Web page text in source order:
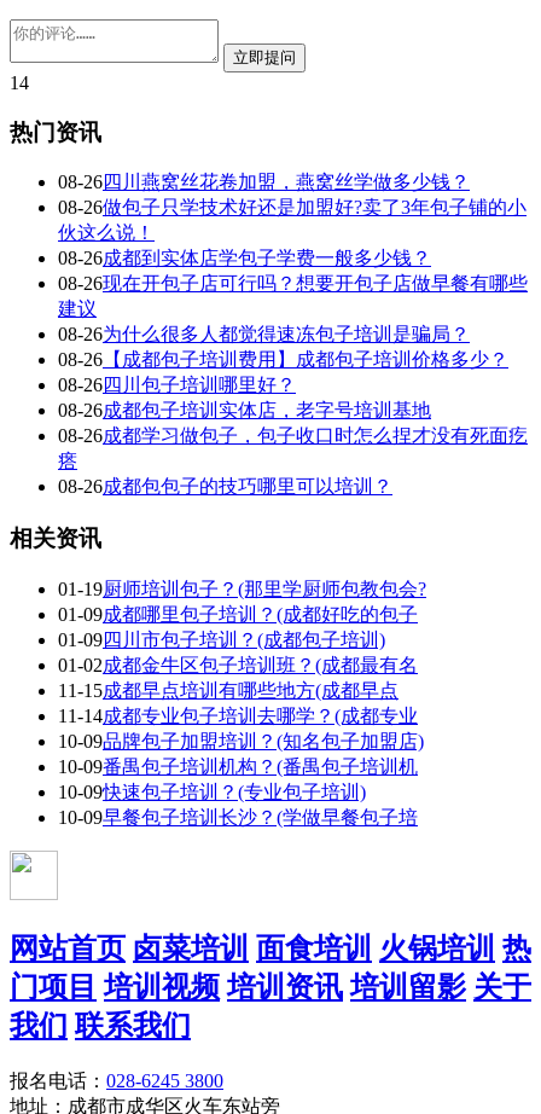
14
热门资讯
08-26四川燕窝丝花卷加盟，燕窝丝学做多少钱？
08-26做包子只学技术好还是加盟好?卖了3年包子铺的小
伙这么说！
08-26成都到实体店学包子学费一般多少钱？
08-26现在开包子店可行吗？想要开包子店做早餐有哪些
建议
08-26为什么很多人都觉得速冻包子培训是骗局？
08-26 【成都包子培训费用】成都包子培训价格多少？
08-26四川包子培训哪里好？
08-26成都包子培训实体店，老字号培训基地
08-26成都学习做包子，包子收口时怎么捏才没有死面疙
瘩
08-26成都包包子的技巧哪里可以培训？
相关资讯
01-19厨师培训包子？(那里学厨师包教包会?
01-09成都哪里包子培训？(成都好吃的包子
01-09四川市包子培训？(成都包子培训)
01-02成都金牛区包子培训班？(成都最有名
11-15成都早点培训有哪些地方(成都早点
11-14成都专业包子培训去哪学？(成都专业
10-09品牌包子加盟培训？(知名包子加盟店)
10-09番禺包子培训机构？(番禺包子培训机
10-09快速包子培训？(专业包子培训)
10-09早餐包子培训长沙？(学做早餐包子培
网站首页 卤菜培训 面食培训 火锅培训 热
门项目 培训视频 培训资讯 培训留影 关于
我们 联系我们
报名电话： 028-6245 3800
地址：成都市成华区火车东站旁